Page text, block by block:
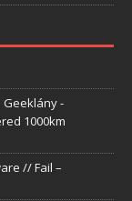
Geeklány-
1000km
// Fail –